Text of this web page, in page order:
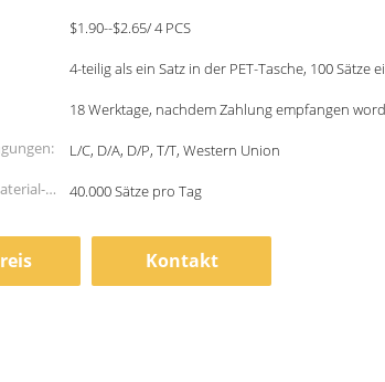
$1.90--$2.65/ 4 PCS
4-teilig als ein Satz in der PET-Tasche, 100 Sätze
18 Werktage, nachdem Zahlung empfangen
L/C, D/A, D/P, T/T, Western Union
40.000 Sätze pro Tag
Kontakt